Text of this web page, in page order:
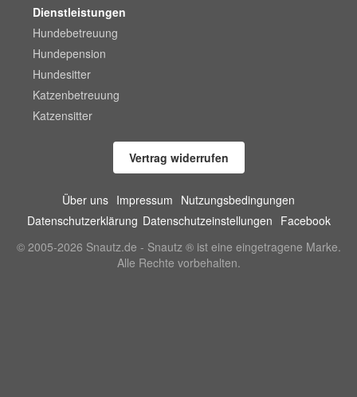
Dienstleistungen
Hundebetreuung
Hundepension
Hundesitter
Katzenbetreuung
Katzensitter
Vertrag widerrufen
Über uns Impressum Nutzungsbedingungen
Datenschutzerklärung Datenschutzeinstellungen Facebook
© 2005-2026 Snautz.de - Snautz ® ist eine eingetragene Marke.
Alle Rechte vorbehalten.